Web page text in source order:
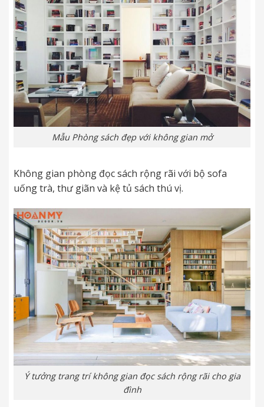
Mẫu Phòng sách đẹp với không gian mở
Không gian phòng đọc sách rộng rãi với bộ sofa
uống trà, thư giãn và kệ tủ sách thú vị.
Ý tưởng trang trí không gian đọc sách rộng rãi cho gia
đình